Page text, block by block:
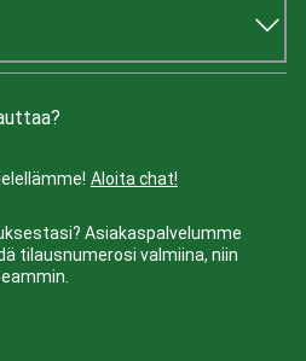
Aloita chat!
Asiakaspalvelumme
tilausnumerosi valmiina, niin